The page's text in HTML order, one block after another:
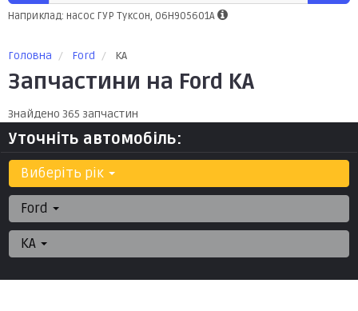
Наприклад: насос ГУР Туксон, 06H905601A
Головна Ford KA
Запчастини на Ford KA
Знайдено 365 запчастин
Уточніть автомобіль:
Виберіть рік
Ford
KA